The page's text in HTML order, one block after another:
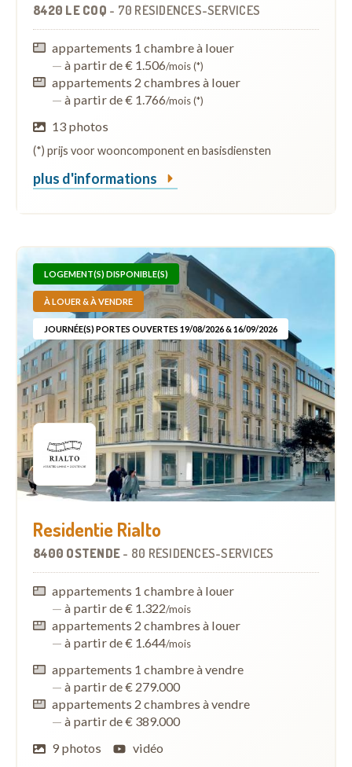
8420 LE COQ - 70 RÉSIDENCES-SERVICES
appartements 1 chambre à louer
— à partir de € 1.506/mois (*)
appartements 2 chambres à louer
— à partir de € 1.766/mois (*)
13 photos
(*) prijs voor wooncomponent en basisdiensten
plus d'informations
LOGEMENT(S) DISPONIBLE(S)
À LOUER & À VENDRE
JOURNÉE(S) PORTES OUVERTES 19/08/2026 & 16/09/2026
Residentie Rialto
8400 OSTENDE - 80 RÉSIDENCES-SERVICES
appartements 1 chambre à louer
— à partir de € 1.322/mois
appartements 2 chambres à louer
— à partir de € 1.644/mois
appartements 1 chambre à vendre
— à partir de € 279.000
appartements 2 chambres à vendre
— à partir de € 389.000
9 photos
vidéo